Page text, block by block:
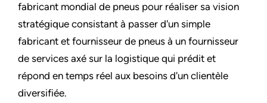
fabricant mondial de pneus pour réaliser sa vision
stratégique consistant à passer d'un simple
fabricant et fournisseur de pneus à un fournisseur
de services axé sur la logistique qui prédit et
répond en temps réel aux besoins d'un clientèle
diversifiée.